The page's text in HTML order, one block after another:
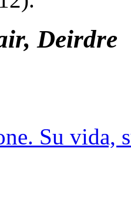
Deirdre
Su vida,